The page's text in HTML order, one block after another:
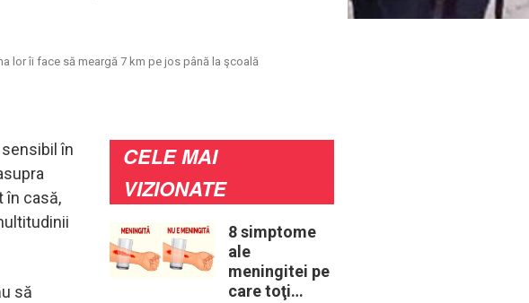
lor îi face să meargă 7 km pe jos până la şcoală
în
în casă,
să
CELE MAI
VIZIONATE
8 simptome
ale
meningitei pe
care toţi